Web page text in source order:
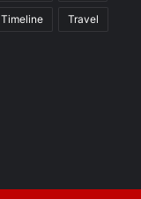
Timeline Travel